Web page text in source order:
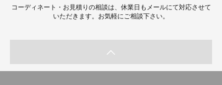
コーディネート・お見積りの相談は、休業日もメールにて対応させて
いただきます。お気軽にご相談下さい。